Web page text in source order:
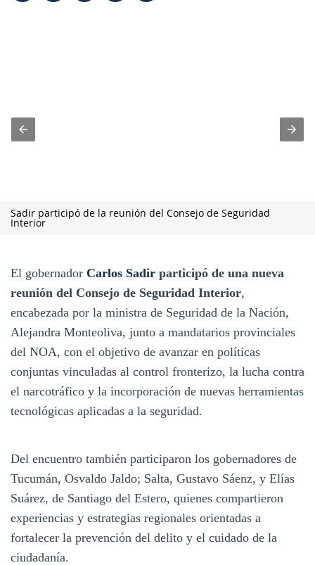
Sadir participó de la reunión del Consejo de Seguridad
Interior
El gobernador Carlos Sadir participó de una nueva
reunión del Consejo de Seguridad Interior,
encabezada por la ministra de Seguridad de la Nación,
Alejandra Monteoliva, junto a mandatarios provinciales
del NOA, con el objetivo de avanzar en políticas
conjuntas vinculadas al control fronterizo, la lucha contra
el narcotráfico y la incorporación de nuevas herramientas
tecnológicas aplicadas a la seguridad.
Del encuentro también participaron los gobernadores de
Tucumán, Osvaldo Jaldo; Salta, Gustavo Sáenz, y Elías
Suárez, de Santiago del Estero, quienes compartieron
experiencias y estrategias regionales orientadas a
fortalecer la prevención del delito y el cuidado de la
ciudadanía.